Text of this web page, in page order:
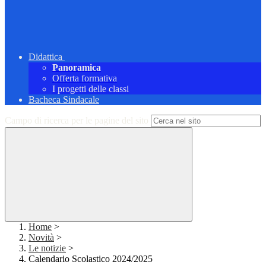
Didattica
Panoramica
Offerta formativa
I progetti delle classi
Bacheca Sindacale
Campo di ricerca per le pagine del sito
Home >
Novità >
Le notizie >
Calendario Scolastico 2024/2025